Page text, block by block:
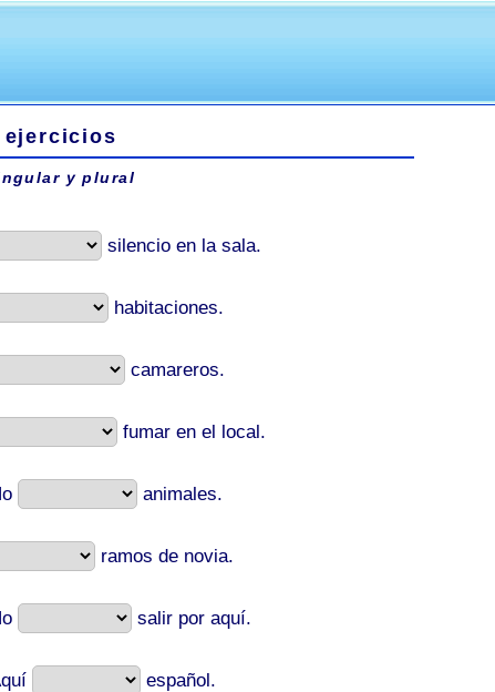
ejercicios
y plural
silencio en la sala.
habitaciones.
camareros.
fumar en el local.
animales.
ramos de novia.
salir por aquí.
español.